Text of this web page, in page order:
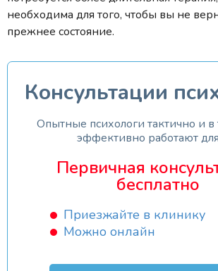
необходима для того, чтобы вы не
прежнее состояние.
Консультации
Опытные психологи тактично и
эффективно работают
Первичная
бесплатно
Приезжайте в клинику
Можно онлайн